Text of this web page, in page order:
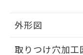
外形図
取りつけ穴加工
欄に対応日を
既に当社に
しているこ
り、2022年1